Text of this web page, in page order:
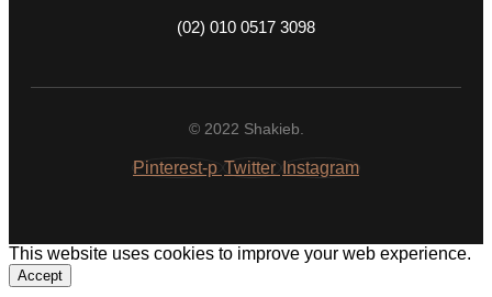
(02) 010 0517 3098
© 2022 Shakieb.
Pinterest-p Twitter Instagram
This website uses cookies to improve your web experience.
Accept